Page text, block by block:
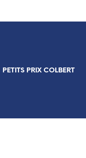
PETITS PRIX COLBERT